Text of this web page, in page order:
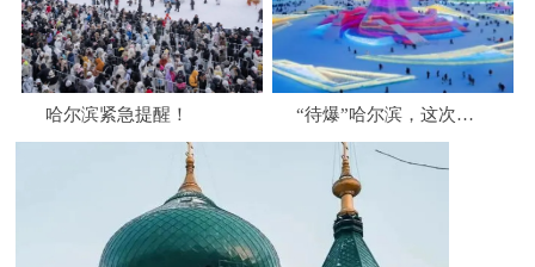
哈尔滨紧急提醒！ “待爆”哈尔滨，这次能火吗？